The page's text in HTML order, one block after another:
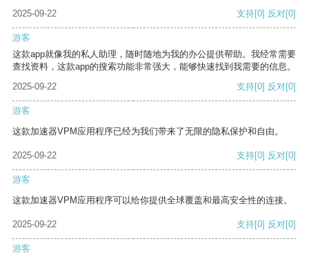
2025-09-22
支持[0] 反对[0]
游客
这款app就像我的私人助理，随时随地为我的办公提供帮助。我经常需要
查找资料，这款app的搜索功能非常强大，能够快速找到我需要的信息。
2025-09-22
支持[0] 反对[0]
游客
这款加速器VPM应用程序已经为我们带来了无限的隐私保护和自由。
2025-09-22 支持[0] 反对[0]
游客
这款加速器VPM应用程序可以给你提供全球覆盖和最高安全性的连接。
2025-09-22 支持[0] 反对[0]
游客